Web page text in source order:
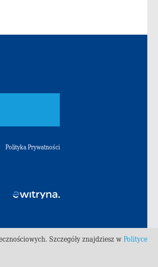
Polityka Prywatności
Szczegóły znajdziesz wPolityce